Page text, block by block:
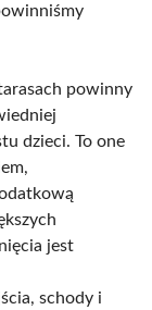
powinny
dzieci. To one
jest
schody i